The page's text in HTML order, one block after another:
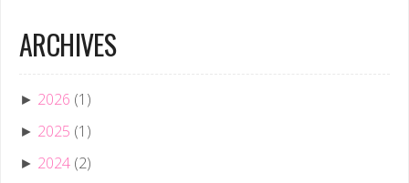
ARCHIVES
► 2026 (1)
► 2025 (1)
► 2024 (2)